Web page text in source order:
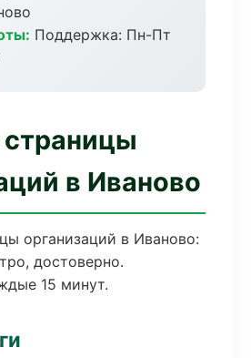
Поддержка: Пн-Пт
в Иваново
организаций в Иваново:
достоверно.
15 минут.